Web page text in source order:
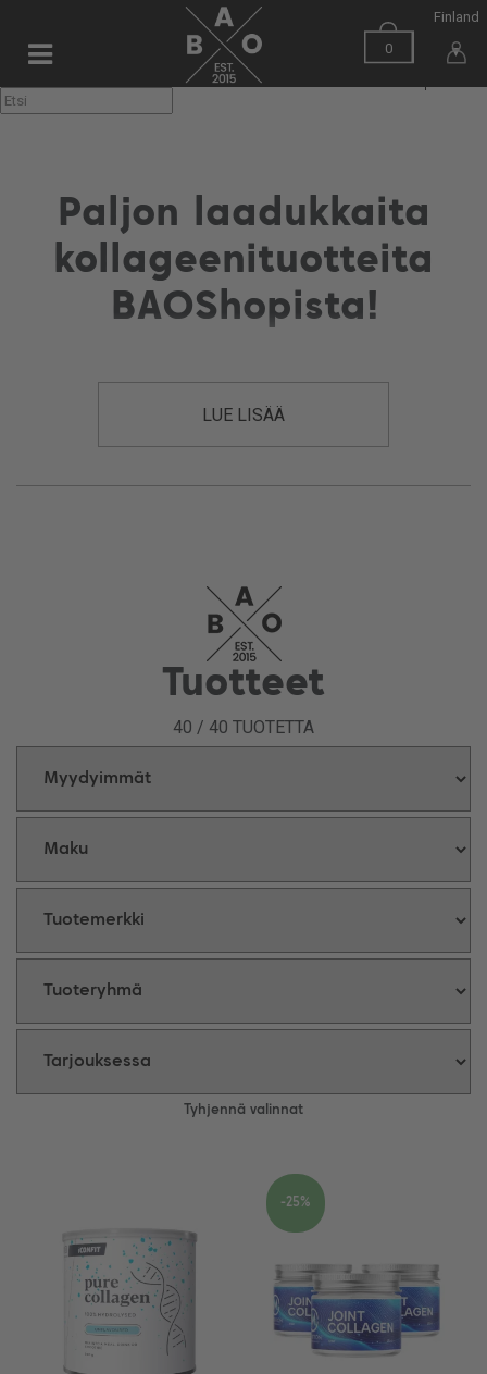
0
Finland
▼
Paljon laadukkaita
kollageenituotteita
BAOShopista!
ja kapselit, jotka soveltuvat niin treenaamiseen kuin
LUE LISÄÄ
Tuotteet
40 / 40 TUOTETTA
Tyhjennä valinnat
-25%